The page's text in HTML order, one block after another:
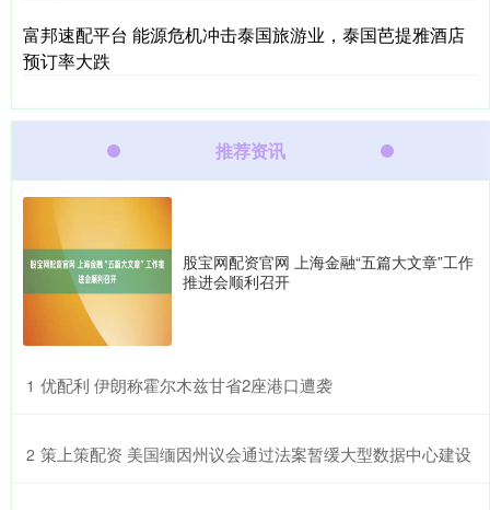
富邦速配平台 能源危机冲击泰国旅游业，泰国芭提雅酒店
预订率大跌
推荐资讯
股宝网配资官网 上海金融“五篇大文章”工作
推进会顺利召开
1 ​优配利 伊朗称霍尔木兹甘省2座港口遭袭
2 ​策上策配资 美国缅因州议会通过法案暂缓大型数据中心建设